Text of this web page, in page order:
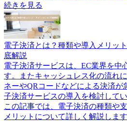
続きを見る
電子決済とは？種類や導入メリッ
底解説
電子決済サービスは、EC業界を中
す。またキャッシュレス化の流れ
ネーやQRコードなどによる決済が
子決済サービスの導入を検討して
この記事では、電子決済の種類や
メリットについて詳しく解説します